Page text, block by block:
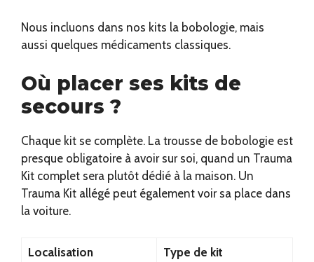
Nous incluons dans nos kits la bobologie, mais
aussi quelques médicaments classiques.
Où placer ses kits de
secours ?
Chaque kit se complète. La trousse de bobologie est
presque obligatoire à avoir sur soi, quand un Trauma
Kit complet sera plutôt dédié à la maison. Un
Trauma Kit allégé peut également voir sa place dans
la voiture.
Localisation Type de kit